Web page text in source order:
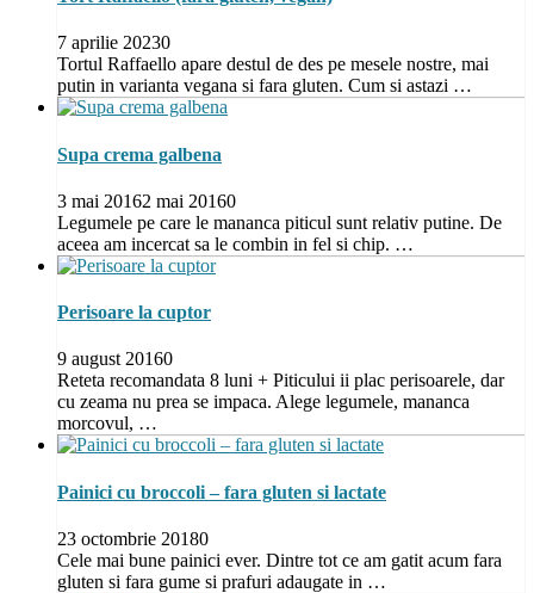
7 aprilie 20230
Tortul Raffaello apare destul de des pe mesele nostre, mai
putin in varianta vegana si fara gluten. Cum si astazi …
Supa crema galbena
3 mai 20162 mai 20160
Legumele pe care le mananca piticul sunt relativ putine. De
aceea am incercat sa le combin in fel si chip. …
Perisoare la cuptor
9 august 20160
Reteta recomandata 8 luni + Piticului ii plac perisoarele, dar
cu zeama nu prea se impaca. Alege legumele, mananca
morcovul, …
Painici cu broccoli – fara gluten si lactate
23 octombrie 20180
Cele mai bune painici ever. Dintre tot ce am gatit acum fara
gluten si fara gume si prafuri adaugate in …